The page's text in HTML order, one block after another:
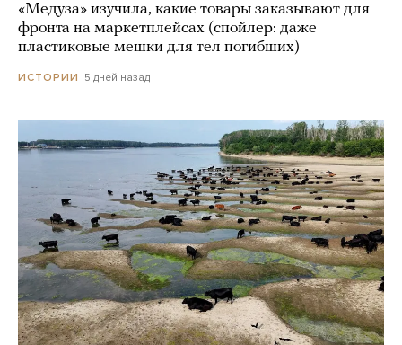
«Медуза» изучила, какие товары заказывают для
фронта на маркетплейсах (спойлер: даже
пластиковые мешки для тел погибших)
ИСТОРИИ 5 дней назад